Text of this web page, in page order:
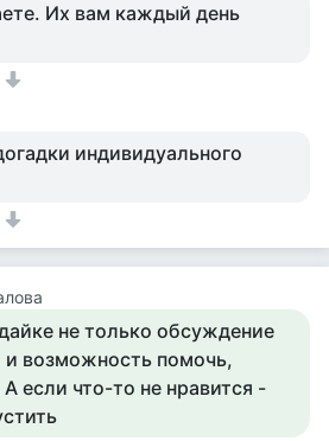
Их вам каждый день
индивидуального
не только обсуждение
и возможность помочь,
если что-то не нравится -